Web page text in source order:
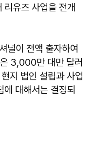
유즈 사업을 전개
널이 전액 출자하여
3,000만 대만 달러
지 법인 설립과 사업
대해서는 결정되